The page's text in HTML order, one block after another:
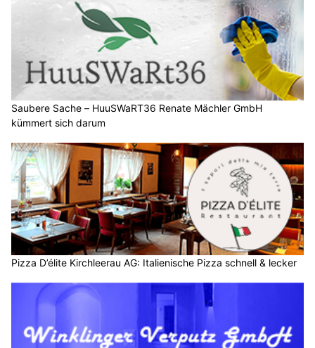
Saubere Sache – HuuSWaRT36 Renate Mächler GmbH
kümmert sich darum
Pizza D’élite Kirchleerau AG: Italienische Pizza schnell & lecker